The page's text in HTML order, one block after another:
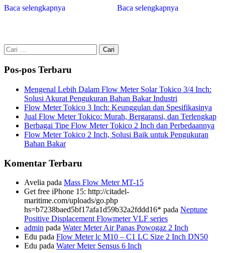
Baca selengkapnya Baca selengkapnya
Cari
untuk:
Pos-pos Terbaru
Mengenal Lebih Dalam Flow Meter Solar Tokico 3/4 Inch:
Solusi Akurat Pengukuran Bahan Bakar Industri
Flow Meter Tokico 3 Inch: Keunggulan dan Spesifikasinya
Jual Flow Meter Tokico: Murah, Bergaransi, dan Terlengkap
Berbagai Tipe Flow Meter Tokico 2 Inch dan Perbedaannya
Flow Meter Tokico 2 Inch, Solusi Baik untuk Pengukuran
Bahan Bakar
Komentar Terbaru
Avelia pada Mass Flow Meter MT-15
Get free iPhone 15: http://citadel-
maritime.com/uploads/go.php
hs=b7238baed5bf17afa1d59b32a2fddd16* pada Neptune
Positive Displacement Flowmeter VLF series
admin pada Water Meter Air Panas Powogaz 2 Inch
Edu pada Flow Meter lc M10 – C1 LC Size 2 Inch DN50
Edu pada Water Meter Sensus 6 Inch